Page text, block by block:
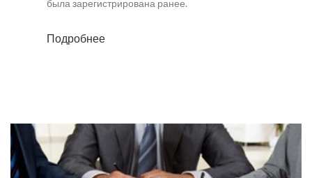
была зарегистрирована ранее.
Подробнее